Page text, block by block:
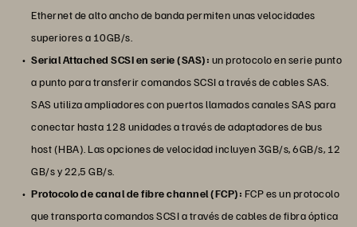
Ethernet de alto ancho de banda permiten unas velocidades
superiores a 10GB/s.
Serial Attached SCSI en serie (SAS): un protocolo en serie punto
a punto para transferir comandos SCSI a través de cables SAS.
SAS utiliza ampliadores con puertos llamados canales SAS para
conectar hasta 128 unidades a través de adaptadores de bus
host (HBA). Las opciones de velocidad incluyen 3GB/s, 6GB/s, 12
GB/s y 22,5 GB/s.
Protocolo de canal de fibre channel (FCP): FCP es un protocolo
que transporta comandos SCSI a través de cables de fibra óptica